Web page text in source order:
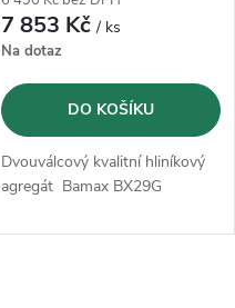
7 853 Kč/ ks
Na dotaz
DO KOŠÍKU
Dvouválcový kvalitní hliníkový
agregát Bamax BX29G